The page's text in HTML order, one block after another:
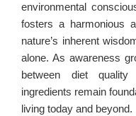
environmental
fosters a harmonious
nature’s inherent
alone. As awareness
between diet
ingredients remain
living today and beyond.